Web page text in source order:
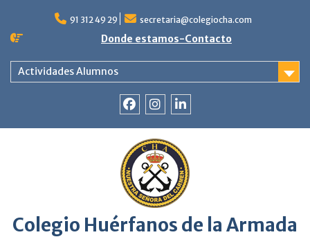
contenido
91 312 49 29 secretaria@colegiocha.com
Donde estamos-Contacto
Actividades Alumnos
Colegio Huérfanos de la Armada